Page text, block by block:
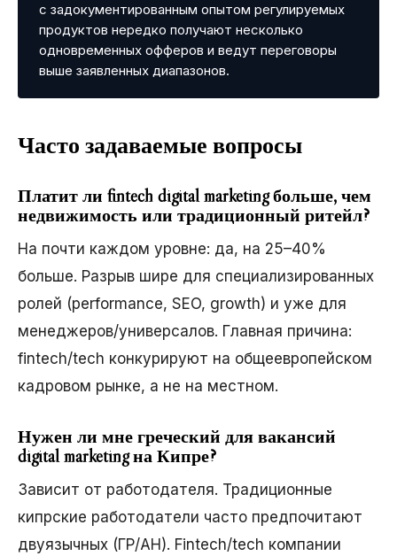
с задокументированным опытом регулируемых
продуктов нередко получают несколько
одновременных офферов и ведут переговоры
выше заявленных диапазонов.
Часто задаваемые вопросы
Платит ли fintech digital marketing больше, чем
недвижимость или традиционный ритейл?
На почти каждом уровне: да, на 25–40%
больше. Разрыв шире для специализированных
ролей (performance, SEO, growth) и уже для
менеджеров/универсалов. Главная причина:
fintech/tech конкурируют на общеевропейском
кадровом рынке, а не на местном.
Нужен ли мне греческий для вакансий
digital marketing на Кипре?
Зависит от работодателя. Традиционные
кипрские работодатели часто предпочитают
двуязычных (ГР/АН). Fintech/tech компании